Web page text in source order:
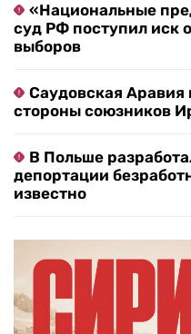
«Национальные
суд РФ поступил иск
выборов
Саудовская Аравия
стороны союзников
В Польше
депортации
известно